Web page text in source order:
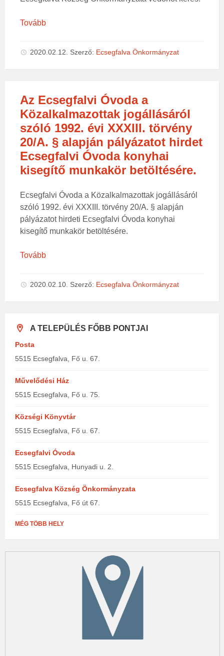
Tovább
2020.02.12. Szerző: Ecsegfalva Önkormányzat
Az Ecsegfalvi Óvoda a
Közalkalmazottak jogállásáról
szóló 1992. évi XXXIII. törvény
20/A. § alapján pályázatot hirdet
Ecsegfalvi Óvoda konyhai
kisegítő munkakör betöltésére.
Ecsegfalvi Óvoda a Közalkalmazottak jogállásáról
szóló 1992. évi XXXIII. törvény 20/A. § alapján
pályázatot hirdeti Ecsegfalvi Óvoda konyhai
kisegítő munkakör betöltésére.
Tovább
2020.02.10. Szerző: Ecsegfalva Önkormányzat
A TELEPÜLÉS FŐBB PONTJAI
Posta
5515 Ecsegfalva, Fő u. 67.
Művelődési Ház
5515 Ecsegfalva, Fő u. 75.
Községi Könyvtár
5515 Ecsegfalva, Fő u. 67.
Ecsegfalvi Óvoda
5515 Ecsegfalva, Hunyadi u. 2.
Ecsegfalva Község Önkormányzata
5515 Ecsegfalva, Fő út 67.
MÉG TÖBB HELY